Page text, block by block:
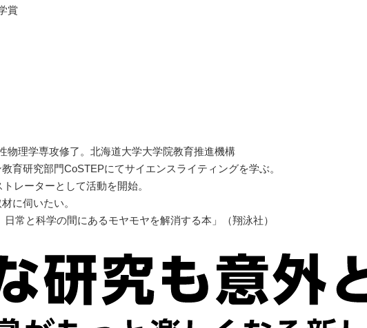
賞
物理学専攻修了。北海道大学大学院教育推進機構
育研究部門CoSTEPにてサイエンスライティングを学ぶ。
レーターとして活動を開始。
に伺いたい。
常と科学の間にあるモヤモヤを解消する本」（翔泳社）